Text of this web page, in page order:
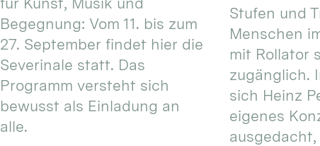
Begegnung: Vom 11. bis zum
27. September findet hier die
Severinale statt. Das
Programm versteht sich
bewusst als Einladung an
alle.
Stufen und
Menschen
mit Rollator
zugänglich.
sich Heinz
eigenes